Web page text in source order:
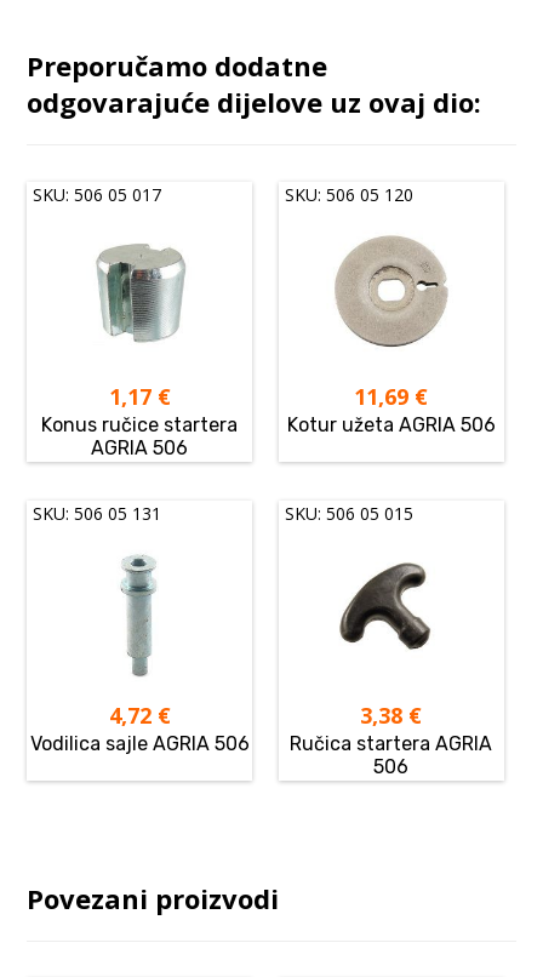
Preporučamo dodatne
odgovarajuće dijelove uz ovaj dio:
SKU: 506 05 017
1,17 €
Konus ručice startera
AGRIA 506
SKU: 506 05 120
11,69 €
Kotur užeta AGRIA 506
SKU: 506 05 131
4,72 €
Vodilica sajle AGRIA 506
SKU: 506 05 015
3,38 €
Ručica startera AGRIA
506
Povezani proizvodi